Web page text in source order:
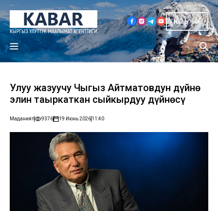
Кыр
Улуу жазуучу Чыңгыз Айтматовдун дүйнө
элин таңыркаткан сыйкырдуу дүйнөсү
Маданият 9376 19 Июнь 202611:40